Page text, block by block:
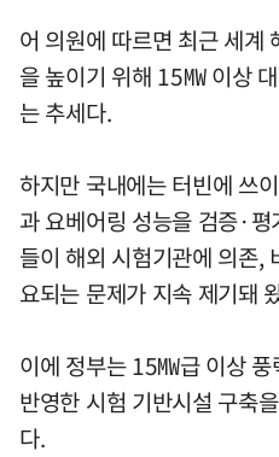
어 의원에 따르면 최근 세계
을 높이기 위해 15㎿ 이상
는 추세다.
하지만 국내에는 터빈에 쓰
과 요베어링 성능을 검증·
들이 해외 시험기관에 의존,
요되는 문제가 지속 제기돼
이에 정부는 15㎿급 이상
반영한 시험 기반시설 구축
다.